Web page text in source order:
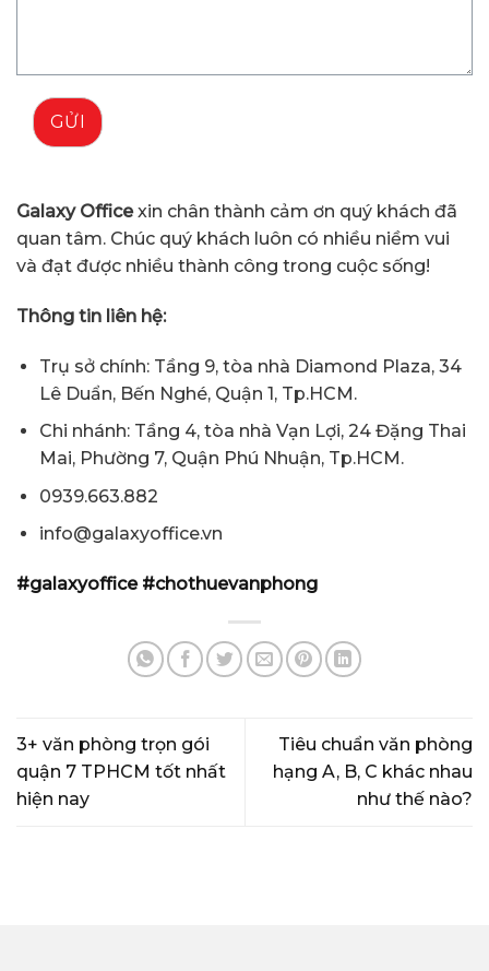
GỬI
Galaxy Officexin chân thành cảm ơn quý khách đã
quan tâm. Chúc quý khách luôn có nhiều niềm vui
và đạt được nhiều thành công trong cuộc sống!
Thông tin liên hệ:
Trụ sở chính: Tầng 9, tòa nhà Diamond Plaza, 34
Lê Duẩn, Bến Nghé, Quận 1, Tp.HCM.
Chi nhánh: Tầng 4, tòa nhà Vạn Lợi, 24 Đặng Thai
Mai, Phường 7, Quận Phú Nhuận, Tp.HCM.
0939.663.882
info@galaxyoffice.vn
#galaxyoffice #chothuevanphong
3+ văn phòng trọn gói
quận 7 TPHCM tốt nhất
hiện nay
Tiêu chuẩn văn phòng
hạng A, B, C khác nhau
như thế nào?